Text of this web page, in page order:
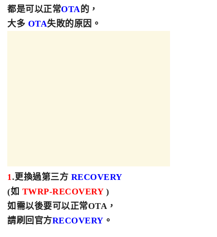
都是可以正常OTA的 ，
大多 OTA失敗的原因 。
1 .更換過第三方 RECOVERY
(如 TWRP-RECOVERY)
如需以後要可以正常OTA ，
請刷回官方RECOVERY 。